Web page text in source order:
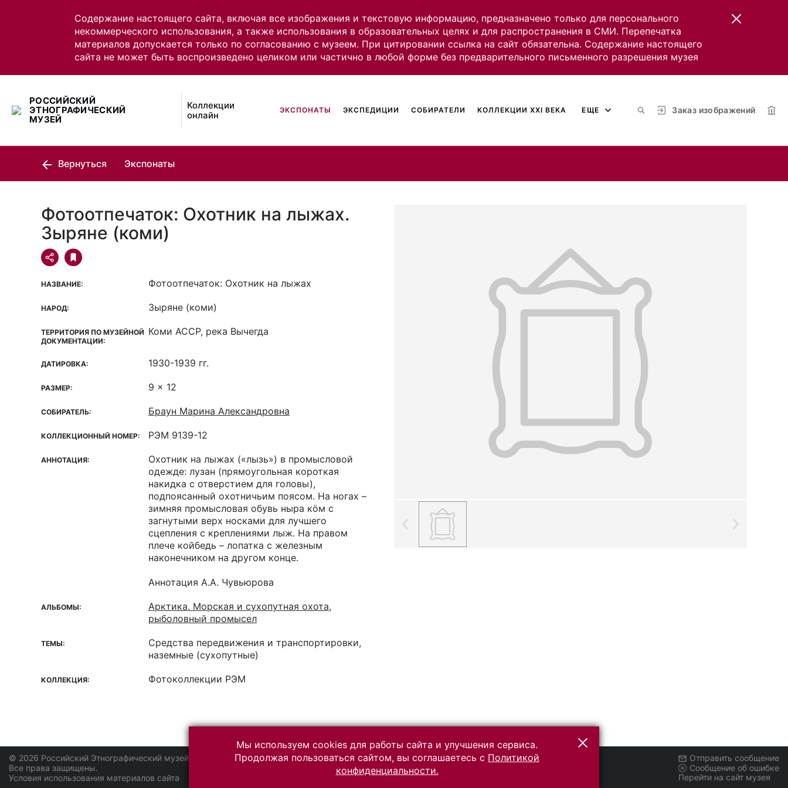
Содержание настоящего сайта, включая все изображения и текстовую информацию, предназначено только для персонального
некоммерческого использования, а также использования в образовательных целях и для распространения в СМИ. Перепечатка
материалов допускается только по согласованию с музеем. При цитировании ссылка на сайт обязательна. Содержание настоящего
сайта не может быть воспроизведено целиком или частично в любой форме без предварительного письменного разрешения музея
РОССИЙСКИЙ
ЭТНОГРАФИЧЕСКИЙ
МУЗЕЙ
Коллекции
онлайн
Заказ изображений
ЭКСПОНАТЫ ЭКСПЕДИЦИИ СОБИРАТЕЛИ КОЛЛЕКЦИИ XXI ВЕКА ЕЩЕ
Вернуться Экспонаты
Фотоотпечаток: Охотник на лыжах.
Зыряне (коми)
НАЗВАНИЕ: Фотоотпечаток: Охотник на лыжах
НАРОД: Зыряне (коми)
ТЕРРИТОРИЯ ПО МУЗЕЙНОЙ
ДОКУМЕНТАЦИИ:
Коми ACCP, река Вычегда
ДАТИРОВКА: 1930-1939 гг.
РАЗМЕР: 9 x 12
СОБИРАТЕЛЬ: Браун Марина Александровна
КОЛЛЕКЦИОННЫЙ НОМЕР: РЭМ 9139-12
АННОТАЦИЯ:
Охотник на лыжах («лызь») в промысловой
одежде: лузан (прямоугольная короткая
накидка с отверстием для головы),
подпоясанный охотничьим поясом. На ногах –
зимняя промысловая обувь ныра кöм с
загнутыми верх носками для лучшего
сцепления с креплениями лыж. На правом
плече койбедь – лопатка с железным
наконечником на другом конце.
Аннотация А.А. Чувьюрова
АЛЬБОМЫ:
Арктика. Морская и сухопутная охота,
рыболовный промысел
ТЕМЫ:
Средства передвижения и транспортировки,
наземные (сухопутные)
КОЛЛЕКЦИЯ: Фотоколлекции РЭМ
© 2026 Российский Этнографический музей
Все права защищены.
Условия использования материалов сайта
Разработано на платформе
«Коллекция онлайн» (КАМИС)
Отправить сообщение
Сообщение об ошибке
Перейти на сайт музея
Мы используем cookies для работы сайта и улучшения сервиса.
Продолжая пользоваться сайтом, вы соглашаетесь с Политикой
конфиденциальности.